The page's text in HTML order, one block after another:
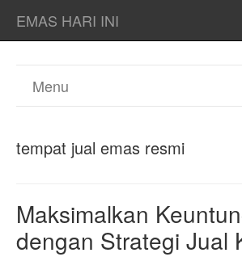
EMAS HARI INI
Menu
tempat jual emas resmi
Maksimalkan
dengan Strategi Jual